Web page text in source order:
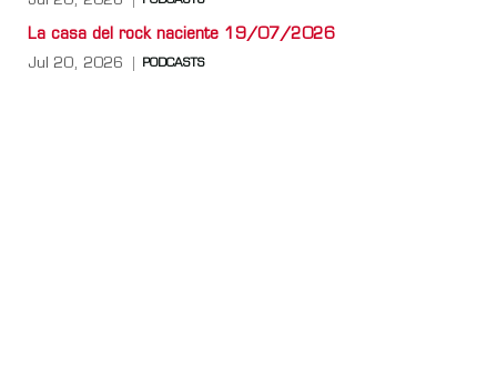
La casa del rock naciente 19/07/2026
Jul 20, 2026 PODCASTS